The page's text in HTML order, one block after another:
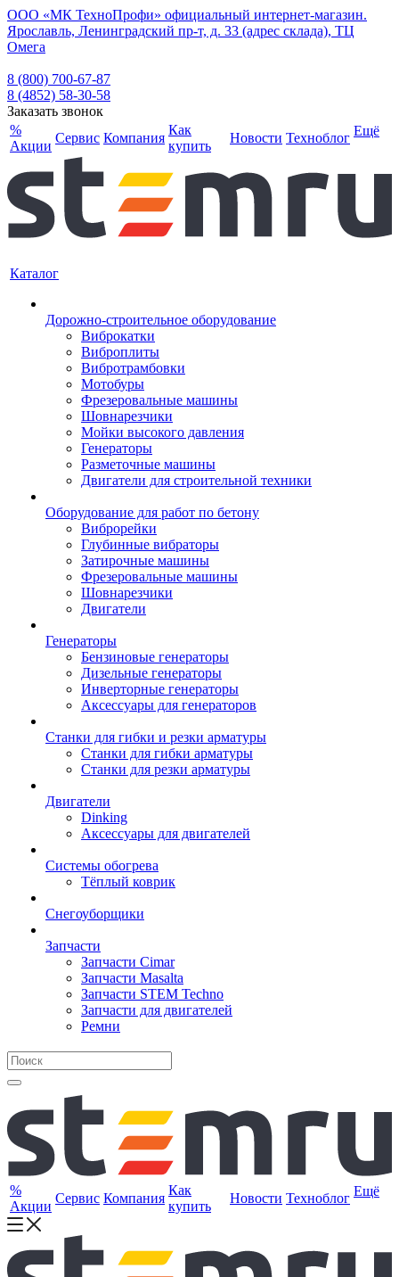
ООО «МК ТехноПрофи» официальный интернет-магазин.
Ярославль, Ленинградский пр-т, д. 33 (адрес склада), ТЦ
Омега
8 (800) 700-67-87
8 (4852) 58-30-58
Заказать звонок
%
Акции
Сервис Компания
Как
купить
Новости Техноблог Ещё
Каталог
Дорожно-строительное оборудование
Виброкатки
Виброплиты
Вибротрамбовки
Мотобуры
Фрезеровальные машины
Шовнарезчики
Мойки высокого давления
Генераторы
Разметочные машины
Двигатели для строительной техники
Оборудование для работ по бетону
Виброрейки
Глубинные вибраторы
Затирочные машины
Фрезеровальные машины
Шовнарезчики
Двигатели
Генераторы
Бензиновые генераторы
Дизельные генераторы
Инверторные генераторы
Аксессуары для генераторов
Станки для гибки и резки арматуры
Станки для гибки арматуры
Станки для резки арматуры
Двигатели
Dinking
Аксессуары для двигателей
Системы обогрева
Тёплый коврик
Снегоуборщики
Запчасти
Запчасти Cimar
Запчасти Masalta
Запчасти STEM Techno
Запчасти для двигателей
Ремни
%
Акции
Сервис Компания
Как
купить
Новости Техноблог Ещё